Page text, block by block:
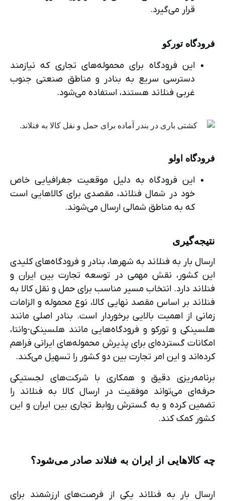
قرار می‌گیرد.
فرودگاه تورکو
این فرودگاه برای محموله‌های تجاری که نیازمند
دسترسی سریع به بنادر و مناطق صنعتی جنوب
غربی فنلاند هستند، استفاده می‌شود.
فرودگاه اولو
این فرودگاه به دلیل موقعیت جغرافیایی خاص
خود در شمال فنلاند، مقصدی برای کالاهایی است
که به مناطق شمالی ارسال می‌شوند.
نتیجه‌گیری
ارسال بار به فنلاند به شهرها، بنادر و فرودگاه‌های کلیدی
این کشور، نقش مهمی در توسعه تجارت بین ایران و
فنلاند دارد. انتخاب مسیر مناسب برای حمل و نقل کالا به
فنلاند بر اساس مقصد نهایی کالا، نوع محموله و الزامات
زمانی از اهمیت بالایی برخوردار است. بنادر اصلی مانند
هلسینکی و تورکو و فرودگاه‌هایی مانند هلسینکی-وانتا،
امکانات گسترده‌ای برای پذیرش محموله‌های ایرانی فراهم
کرده‌اند و این امر تجارت بین دو کشور را تسهیل می‌کند.
برنامه‌ریزی دقیق و همکاری با شرکت‌های لجستیکی
حرفه‌ای می‌تواند موفقیت در ارسال کالا به فنلاند را
تضمین کرده و به گسترش روابط تجاری بین ایران و این
کشور کمک کند.
چه کالاهایی از ایران به فنلاند صادر می‌شود؟
ارسال بار به فنلاند یکی از فرصت‌های ارزشمند برای